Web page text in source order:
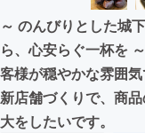
～ のんびりとした城
ら、心安らぐ一杯を
客様が穏やかな雰囲
新店舗づくりで、商
大をしたいです。